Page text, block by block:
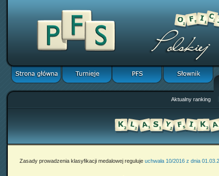
Aktualny ranking
Zasady prowadzenia klasyfikacji medalowej reguluje uchwała 10/2016 z dnia